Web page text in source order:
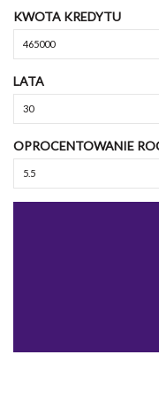
KWOTA KREDYTU
LATA
OPROCENTOWANIE